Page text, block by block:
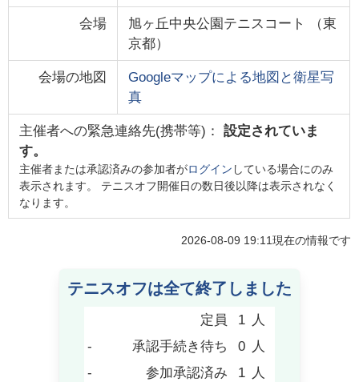
会場 旭ヶ丘中央公園テニスコート （東
京都）
会場の地図
Googleマップによる地図と衛星写
真
主催者への緊急連絡先(携帯等)： 設定されていま
す。
主催者または承認済みの参加者がログイン している場合にのみ
表示されます。 テニスオフ開催日の数日後以降は表示されなく
なります。
2026-08-09 19:11現在の情報です
テニスオフは全て終了しました
定員 1 人
-
承認手続き待ち 0 人
-
参加承認済み 1 人